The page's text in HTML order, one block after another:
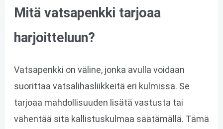
Mitä vatsapenkki tarjoaa
harjoitteluun?
Vatsapenkki on väline, jonka avulla voidaan
suorittaa vatsalihasliikkeitä eri kulmissa. Se
tarjoaa mahdollisuuden lisätä vastusta tai
vähentää sitä kallistuskulmaa säätämällä. Tämä